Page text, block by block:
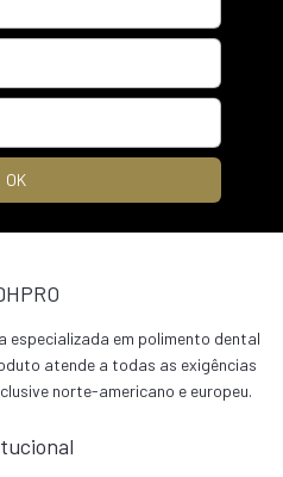
especializada em polimento dental
atende a todas as exigências
norte-americano e europeu.